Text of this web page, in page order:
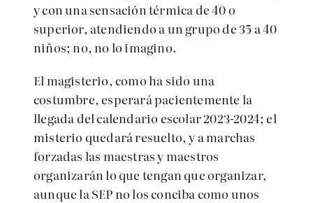
y con una sensación térmica de 40 o
superior, atendiendo a un grupo de 35 a 40
niños; no, no lo imagino.
El magisterio, como ha sido una
costumbre, esperará pacientemente la
llegada del calendario escolar 2023-2024; el
misterio quedará resuelto, y a marchas
forzadas las maestras y maestros
organizarán lo que tengan que organizar,
aunque la SEP no los conciba como unos